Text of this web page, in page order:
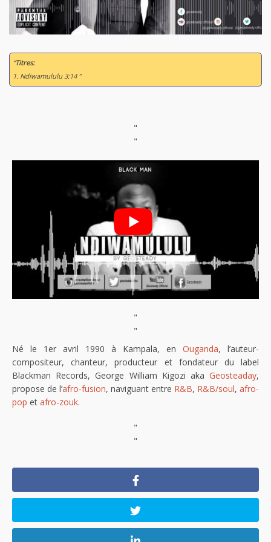
“Titres:
1. Ndiwamululu 3:14 ”
"
"
"
"
Né le 1er avril 1990 à Kampala, en Ouganda, l’auteur-
compositeur, chanteur, producteur et fondateur du label
Blackman Records, George William Kigozi aka Geosteaday,
propose de l’afro-fusion, naviguant entre R&B, R&B/soul, afro-
pop et afro-zouk.
"
"